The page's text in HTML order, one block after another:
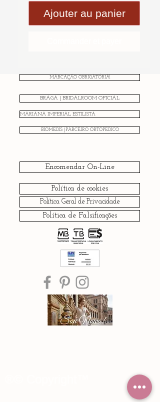
Ajouter au panier
MARCAÇÃO OBRIGATÓRIA!
BRAGA | BRIDALROOM OFICIAL
MARIANA IMPERIAL ESTILISTA
BIOMEDIS |PARCEIRO ORTOPÉDICO
Encomendar On-Line
Política de cookies
Política Geral de Privacidade
Política de Falsificações